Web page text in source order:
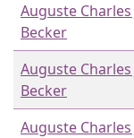
Auguste Charles
Becker
Auguste Charles
Becker
Auguste Charles